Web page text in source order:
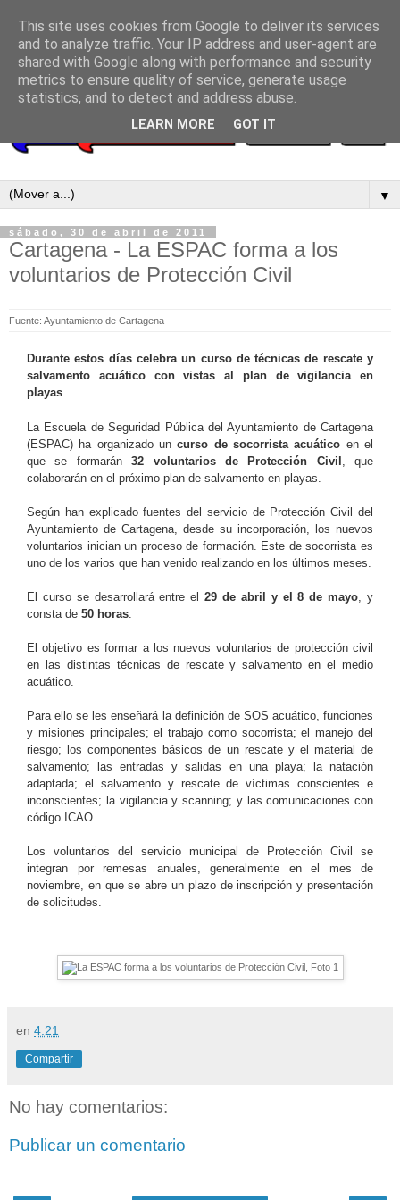
▼
sábado, 30 de abril de 2011
Cartagena - La ESPAC forma a los
voluntarios de Protección Civil
Fuente: Ayuntamiento de Cartagena
Durante estos días celebra un curso de técnicas de rescate y
salvamento acuático con vistas al plan de vigilancia en
playas
La Escuela de Seguridad Pública del Ayuntamiento de Cartagena
(ESPAC) ha organizado un curso de socorrista acuático en el
que se formarán32 voluntarios de Protección Civil , que
colaborarán en el próximo plan de salvamento en playas.
Según han explicado fuentes del servicio de Protección Civil del
Ayuntamiento de Cartagena, desde su incorporación, los nuevos
voluntarios inician un proceso de formación. Este de socorrista es
uno de los varios que han venido realizando en los últimos meses.
El curso se desarrollará entre el29 de abril y el 8 de mayo , y
consta de 50 horas
El objetivo es formar a los nuevos voluntarios de protección civil
en las distintas técnicas de rescate y salvamento en el medio
acuático.
Para ello se les enseñará la definición de SOS acuático, funciones
y misiones principales; el trabajo como socorrista; el manejo del
riesgo; los componentes básicos de un rescate y el material de
salvamento; las entradas y salidas en una playa; la natación
adaptada; el salvamento y rescate de víctimas conscientes e
inconscientes; la vigilancia y scanning; y las comunicaciones con
código ICAO.
Los voluntarios del servicio municipal de Protección Civil se
integran por remesas anuales, generalmente en el mes de
noviembre, en que se abre un plazo de inscripción y presentación
de solicitudes.
en 4:21
Compartir
No hay comentarios:
Publicar un comentario
This site uses cookies from Google to deliver its services
and to analyze traffic. Your IP address and user-agent are
shared with Google along with performance and security
metrics to ensure quality of service, generate usage
statistics, and to detect and address abuse.
LEARN MORE GOT IT